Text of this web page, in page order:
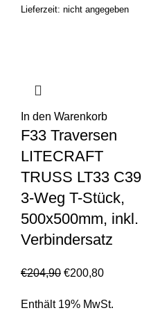
Lieferzeit: nicht angegeben
In den Warenkorb
F33 Traversen
LITECRAFT
TRUSS LT33 C39
3-Weg T-Stück,
500x500mm, inkl.
Verbindersatz
€204,90 €200,80
Enthält 19% MwSt.